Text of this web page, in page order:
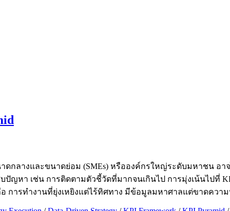
ลางและขนาดย่อม (SMEs) หรือองค์กรใหญ่ระดับมหาชน อา
ญหา เช่น การติดตามตัวชี้วัดที่มากจนเกินไป การมุ่งเน้นไปที่
การทำงานที่ยุ่งเหยิงแต่ไร้ทิศทาง มีข้อมูลมหาศาลแต่ขาดคว